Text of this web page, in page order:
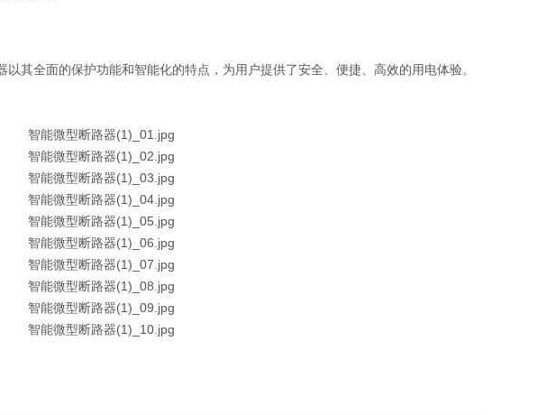
其全面的保护功能和智能化的特点，为用户提供了安全、便捷、高效的用电体验。